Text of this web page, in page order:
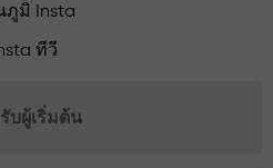
ภูมิ Insta
ทีวี
บผู้เริ่มต้น